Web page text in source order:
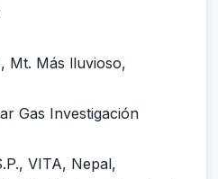
Mt. Más lluvioso,
Gas Investigación
VITA, Nepal,